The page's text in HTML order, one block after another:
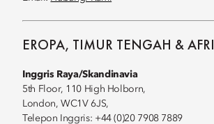
EROPA, TIMUR TENGAH &
Inggris Raya/Skandinavia
5th Floor, 110 High Holborn,
London, WC1V 6JS,
Telepon Inggris: +44 (0)20 7908 7889